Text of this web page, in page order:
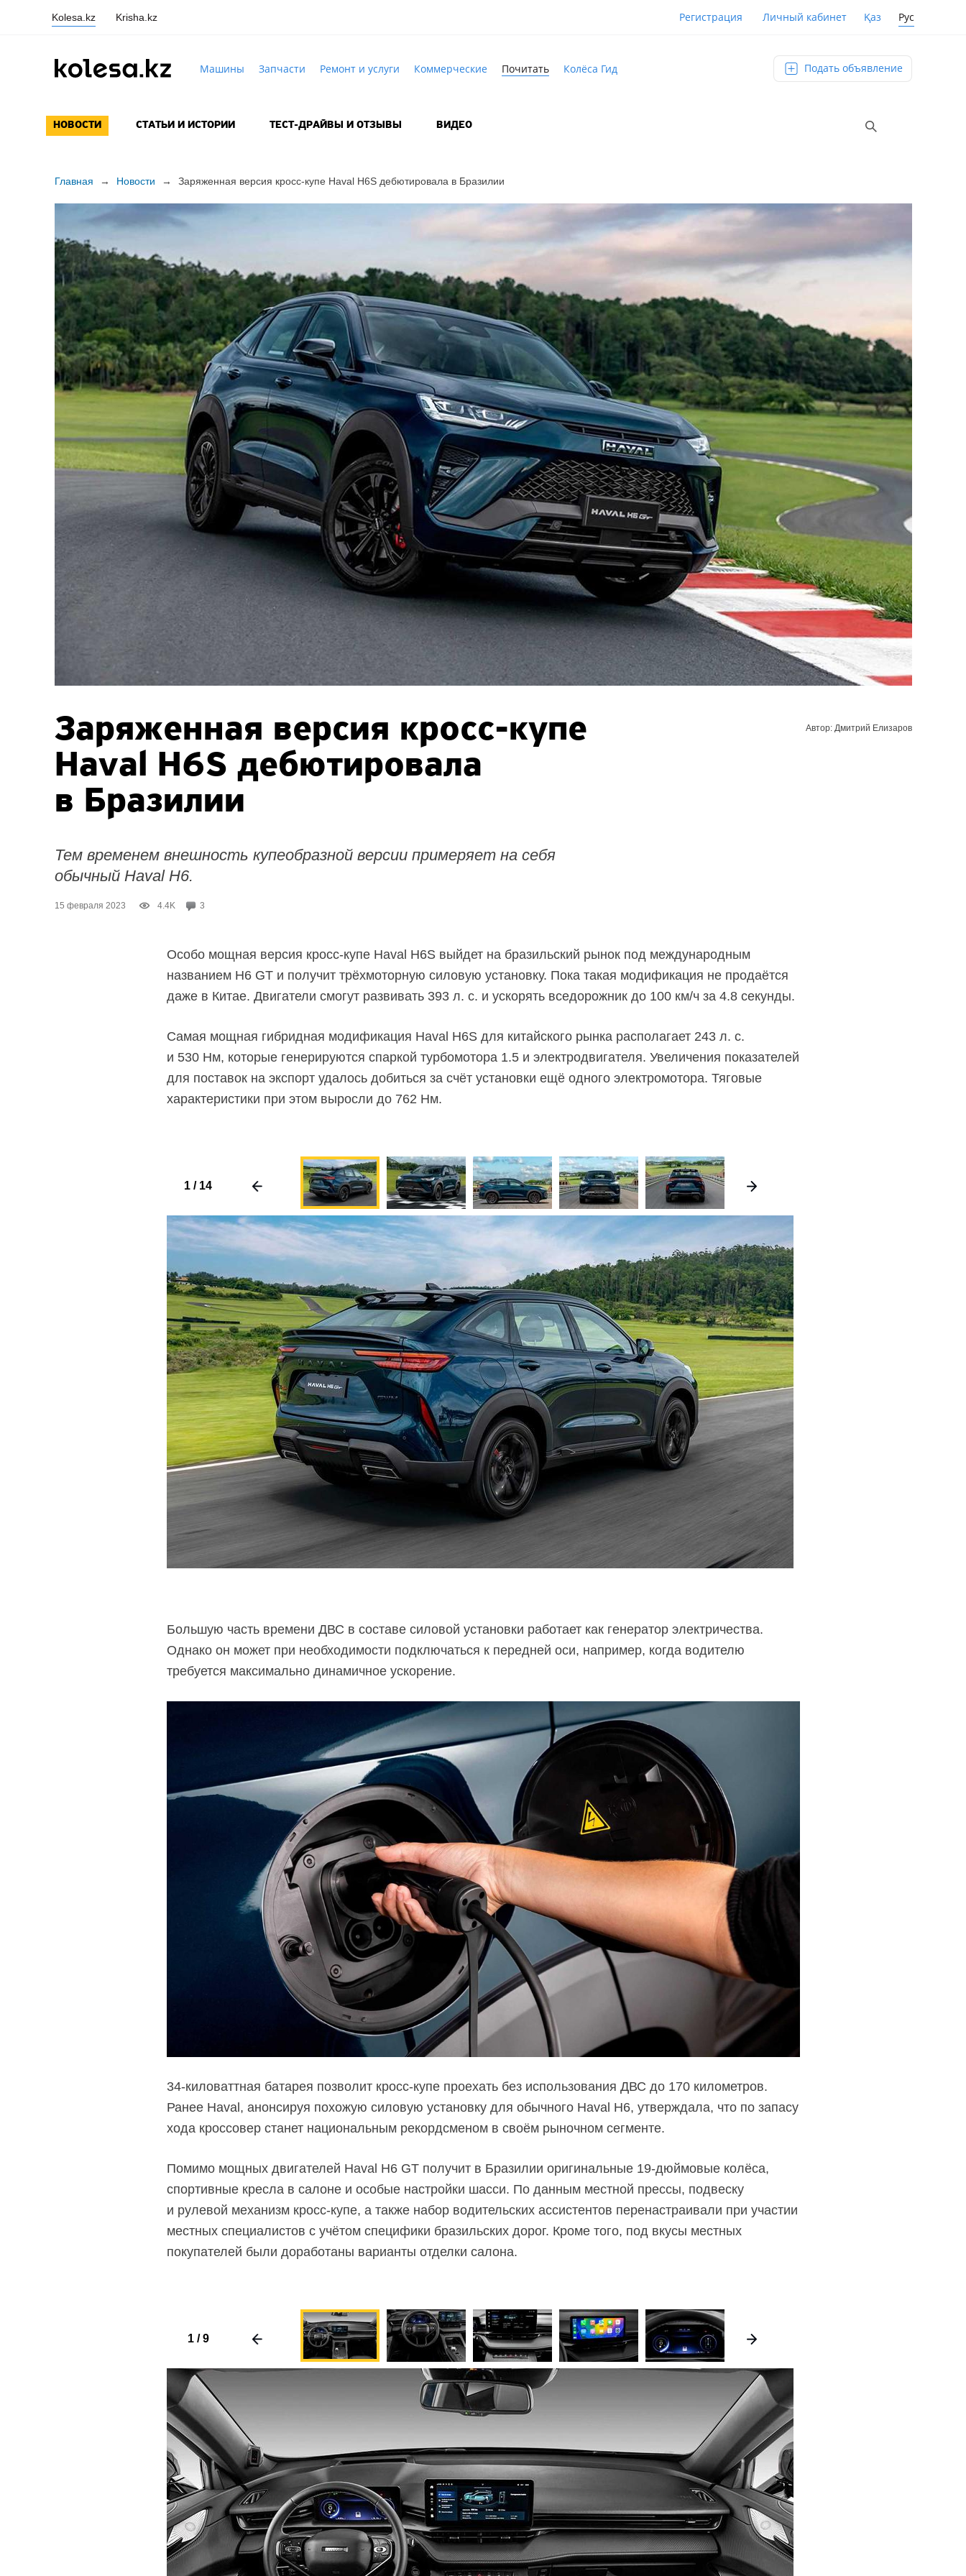
Kolesa.kz Krisha.kz Регистрация Личный кабинет Қаз Рус
Машины Запчасти Ремонт и услуги Коммерческие Почитать Колёса Гид Подать объявление
НОВОСТИ СТАТЬИ И ИСТОРИИ ТЕСТ-ДРАЙВЫ И ОТЗЫВЫ ВИДЕО
Главная → Новости → Заряженная версия кросс-купе Haval H6S дебютировала в Бразилии
Заряженная версия кросс-купе
Haval H6S дебютировала
в Бразилии
Тем временем внешность купеобразной версии примеряет на себя
обычный Haval H6.
15 февраля 2023 4.4K 3
Автор: Дмитрий Елизаров
Особо мощная версия кросс-купе Haval H6S выйдет на бразильский рынок под международным
названием H6 GT и получит трёхмоторную силовую установку. Пока такая модификация не продаётся
даже в Китае. Двигатели смогут развивать 393 л. с. и ускорять вседорожник до 100 км/ч за 4.8 секунды.
Самая мощная гибридная модификация Haval H6S для китайского рынка располагает 243 л. с.
и 530 Нм, которые генерируются спаркой турбомотора 1.5 и электродвигателя. Увеличения показателей
для поставок на экспорт удалось добиться за счёт установки ещё одного электромотора. Тяговые
характеристики при этом выросли до 762 Нм.
1 / 14
Большую часть времени ДВС в составе силовой установки работает как генератор электричества.
Однако он может при необходимости подключаться к передней оси, например, когда водителю
требуется максимально динамичное ускорение.
34-киловаттная батарея позволит кросс-купепроехать без использования ДВС до 170 километров.
Ранее Haval, анонсируя похожую силовую установку для обычного Haval H6, утверждала, что по запасу
хода кроссовер станет национальным рекордсменом в своём рыночном сегменте.
Помимо мощных двигателей Haval H6 GT получит в Бразилии оригинальные 19-дюймовыеколёса,
спортивные кресла в салоне и особые настройки шасси. По данным местной прессы, подвеску
и рулевой механизм кросс-купе, а также набор водительских ассистентов перенастраивали при участии
местных специалистов с учётом специфики бразильских дорог. Кроме того, под вкусы местных
покупателей были доработаны варианты отделки салона.
1/9